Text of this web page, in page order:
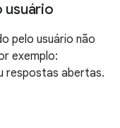
usuário
pelo usuário não
exemplo:
respostas abertas.